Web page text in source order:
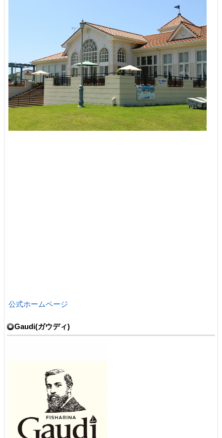
公式ホームページ
Gaudi(ガウディ)